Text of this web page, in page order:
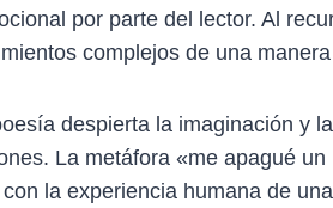
por parte del lector. Al
complejos de una
despierta la imaginación y
La metáfora «me apagué
la experiencia humana de